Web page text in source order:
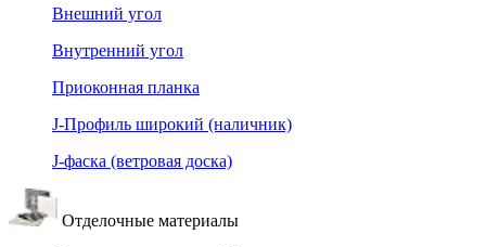
Внешний угол
Внутренний угол
Приоконная планка
J-Профиль широкий (наличник)
J-фаска (ветровая доска)
Отделочные материалы